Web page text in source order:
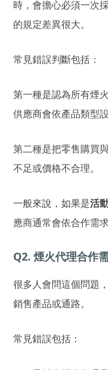
時，會擔心必須一次
的規定差異很大。
常見錯誤判斷包括：
第一種是認為所有煙
供應商會依產品類型
第二種是把零售購買
不足或價格不合理。
一般來說，如果是活
應商通常會依合作需
Q2. 煙火代理合作
很多人會問這個問題
銷售產品或通路。
常見錯誤包括：